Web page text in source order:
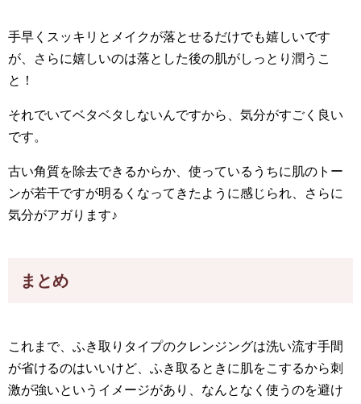
手早くスッキリとメイクが落とせるだけでも嬉しいです
が、さらに嬉しいのは落とした後の肌がしっとり潤うこ
と！
それでいてベタベタしないんですから、気分がすごく良い
です。
古い角質を除去できるからか、使っているうちに肌のトー
ンが若干ですが明るくなってきたように感じられ、さらに
気分がアガります♪
まとめ
これまで、ふき取りタイプのクレンジングは洗い流す手間
が省けるのはいいけど、ふき取るときに肌をこするから刺
激が強いというイメージがあり、なんとなく使うのを避け